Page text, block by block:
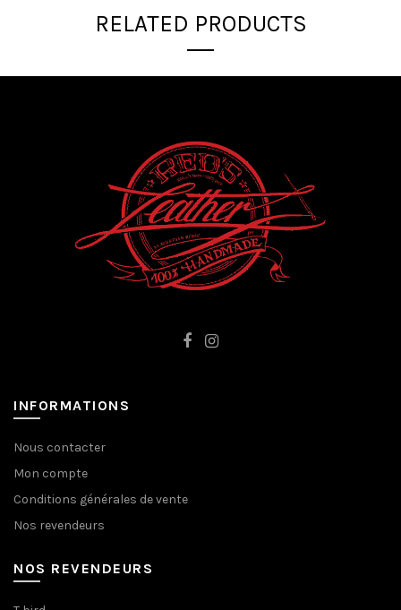
RELATED PRODUCTS
INFORMATIONS
Nous contacter
Mon compte
Conditions générales de vente
Nos revendeurs
NOS REVENDEURS